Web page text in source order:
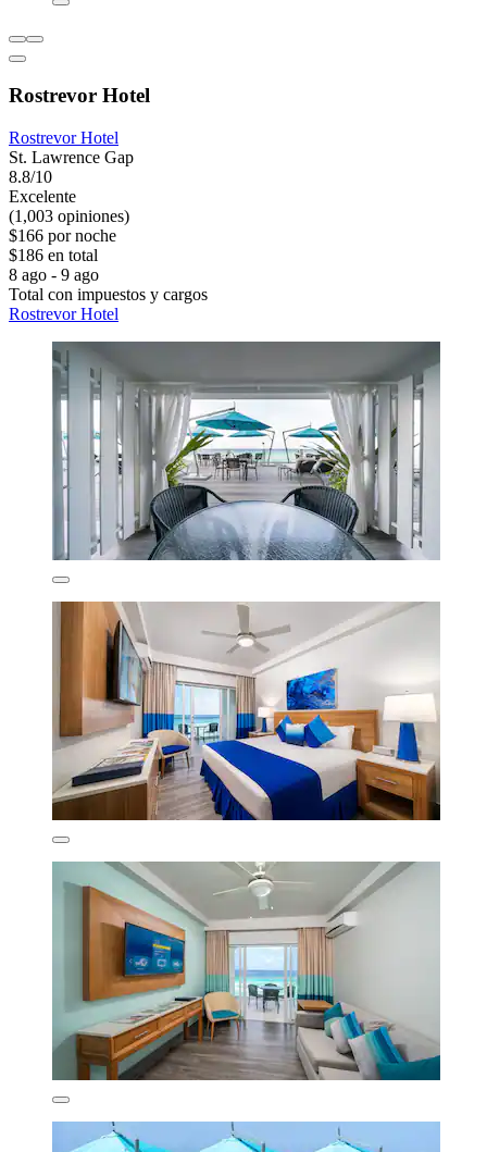
Rostrevor Hotel
Rostrevor Hotel
St. Lawrence Gap
8.8/10
Excelente
(1,003 opiniones)
$166 por noche
$186 en total
8 ago - 9 ago
Total con impuestos y cargos
Rostrevor Hotel